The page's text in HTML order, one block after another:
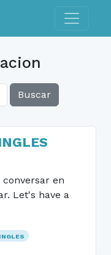
Toggle
Buscar
en
Let's have a
INGLES